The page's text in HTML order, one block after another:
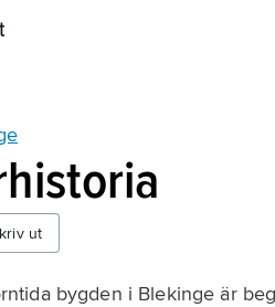
ut
bygden i Blekinge är